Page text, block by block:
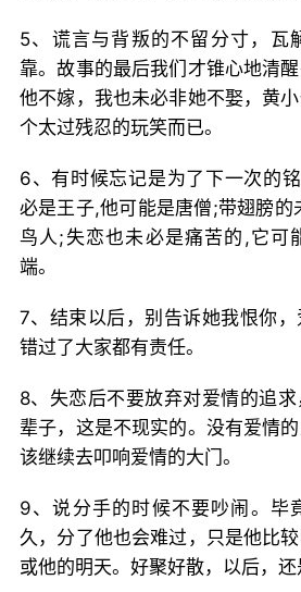
5、谎言与背叛的不留分寸，瓦
靠。故事的最后我们才锥心地清
他不嫁，我也未必非她不娶，黄
个太过残忍的玩笑而已。
6、有时候忘记是为了下一次的
必是王子,他可能是唐僧;带翅膀的
鸟人;失恋也未必是痛苦的,它可
端。
7、结束以后，别告诉她我恨你，
错过了大家都有责任。
8、失恋后不要放弃对爱情的追
辈子，这是不现实的。没有爱情
该继续去叩响爱情的大门。
9、说分手的时候不要吵闹。毕
久，分了他也会难过，只是他比
或他的明天。好聚好散，以后，还